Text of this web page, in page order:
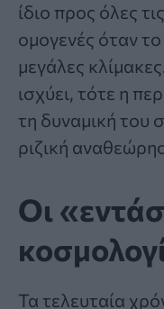
ίδιο προς όλες
ομογενές όταν
μεγάλες
ισχύει, τότε η
τη δυναμική του
ριζική
Οι
Τα τελευταία